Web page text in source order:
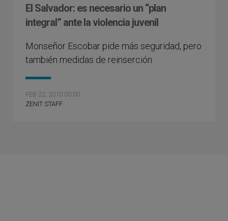
El Salvador: es necesario un “plan
integral” ante la violencia juvenil
Monseñor Escobar pide más seguridad, pero
también medidas de reinserción
FEB 22, 2010 00:00
ZENIT STAFF